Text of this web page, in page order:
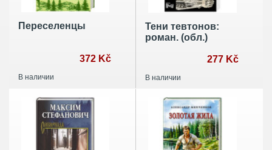
Переселенцы
372 Kč
В наличии
Тени тевтонов:
роман. (обл.)
277 Kč
В наличии